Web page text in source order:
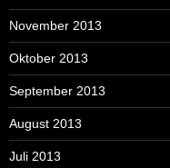
November 2013
Oktober 2013
September 2013
August 2013
Juli 2013